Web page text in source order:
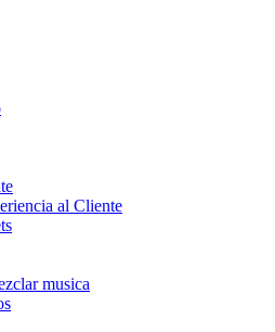
al Cliente
musica